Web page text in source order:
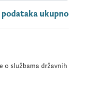
podataka ukupno
o službama državnih